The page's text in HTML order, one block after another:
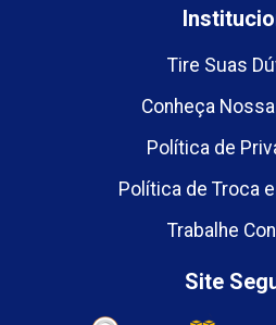
Tire Suas
Conheça
Política de
Política de Troca
Trabalhe
Site